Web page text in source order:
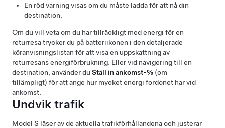
En röd varning visas om du måste ladda för att nå din
destination.
Om du vill veta om du har tillräckligt med energi för en
returresa trycker du på batteriikonen i den detaljerade
köranvisningslistan för att visa en uppskattning av
returresans energiförbrukning. Eller vid navigering till en
destination, använder du Ställ in ankomst-% (om
tillämpligt) för att ange hur mycket energi fordonet har vid
ankomst.
Undvik trafik
Model S läser av de aktuella trafikförhållandena och justerar